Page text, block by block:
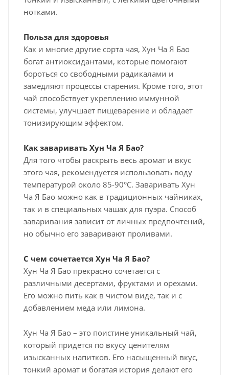
нотками.
Польза для здоровья
Как и многие другие сорта чая, Хун Ча Я Бао
богат антиоксидантами, которые помогают
бороться со свободными радикалами и
замедляют процессы старения. Кроме того, этот
чай способствует укреплению иммунной
системы, улучшает пищеварение и обладает
тонизирующим эффектом.
Как заваривать Хун Ча Я Бао?
Для того чтобы раскрыть весь аромат и вкус
этого чая, рекомендуется использовать воду
температурой около 85-90°C. Заваривать Хун
Ча Я Бао можно как в традиционных чайниках,
так и в специальных чашах для пуэра. Способ
заваривания зависит от личных предпочтений,
но обычно его заваривают проливами.
С чем сочетается Хун Ча Я Бао?
Хун Ча Я Бао прекрасно сочетается с
различными десертами, фруктами и орехами.
Его можно пить как в чистом виде, так и с
добавлением меда или лимона.
Хун Ча Я Бао – это поистине уникальный чай,
который придется по вкусу ценителям
изысканных напитков. Его насыщенный вкус,
тонкий аромат и богатая история делают его